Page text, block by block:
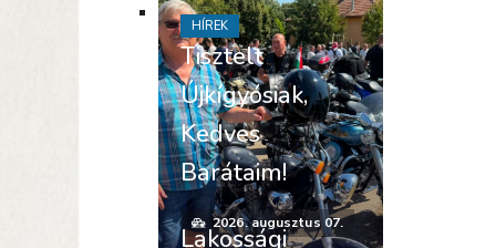
Tisztelt
Újkígyósiak,
Kedves
Barátaim!
2026. augusztus 07.
HÍREK
Lakossági